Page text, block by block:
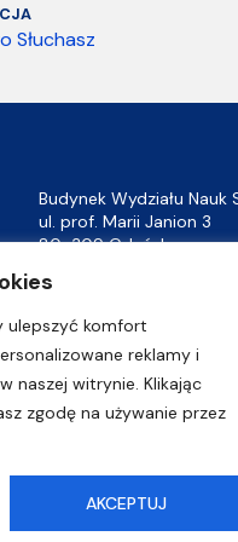
ulepszyć komfort
reklamy i
naszej witrynie. Klikając
zgodę na używanie przez
AKCEPTUJ
Słuchasz
Budynek Wydziału Nauk
ul. prof. Marii Janion 3
80-309 Gdańsk
tel.:
mors@ug.edu.pl